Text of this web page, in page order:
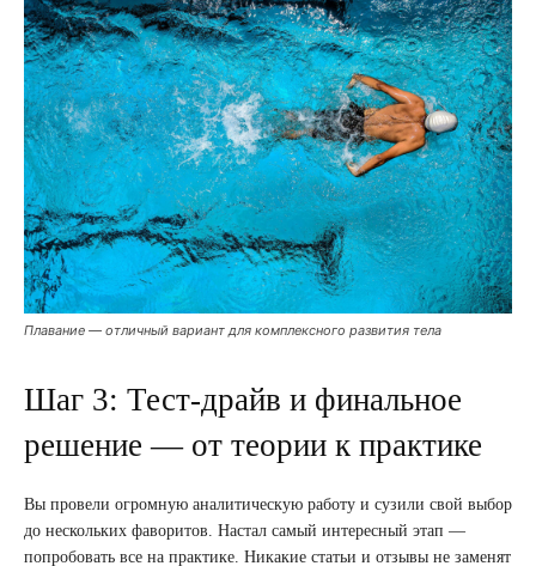
Плавание — отличный вариант для комплексного развития тела
Шаг 3: Тест-драйв и финальное
решение — от теории к практике
Вы провели огромную аналитическую работу и сузили свой выбор
до нескольких фаворитов. Настал самый интересный этап —
попробовать все на практике. Никакие статьи и отзывы не заменят